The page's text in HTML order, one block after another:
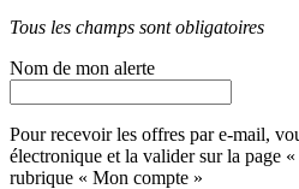
Tous les champs sont obligatoires
Nom de mon alerte
Pour recevoir les offres par e-mail,
électronique et la valider sur la page «
rubrique « Mon compte »